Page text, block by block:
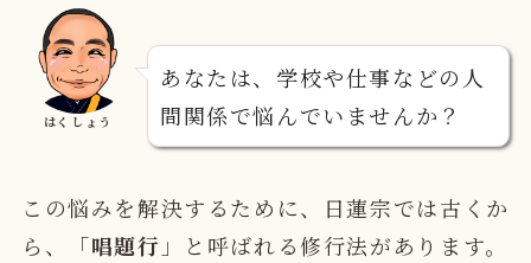
はくしょう
あなたは、学校や仕事などの人
間関係で悩んでいませんか？
この悩みを解決するために、日蓮宗では古くか
ら、「唱題行 」と呼ばれる修行法があります。